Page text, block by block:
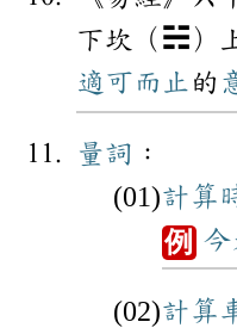
下坎（☵）
適可而止 的
量詞 ：
計算
例 今
計算